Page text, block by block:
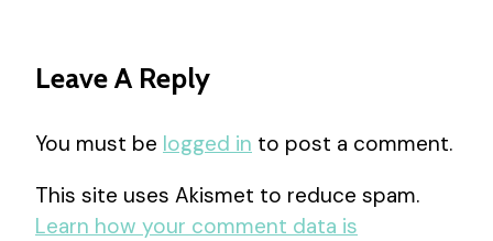
Leave A Reply
You must be logged in to post a comment.
This site uses Akismet to reduce spam.
Learn how your comment data is